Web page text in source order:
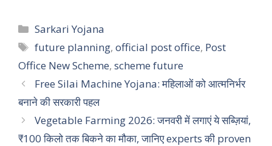
Categories
Sarkari Yojana
Tags
future planning,official post office, Post
Office New Scheme, scheme future
Free Silai Machine Yojana: महिलाओं को आत्मनिर्भर
बनाने की सरकारी पहल
Vegetable Farming 2026: जनवरी में लगाएं ये सब्ज़ियां,
₹100 किलो तक बिकने का मौका, जानिए experts की proven